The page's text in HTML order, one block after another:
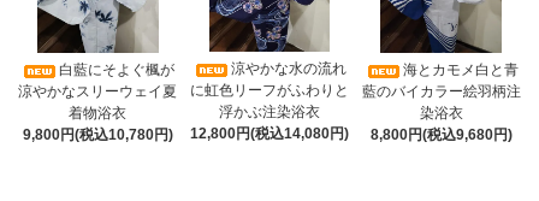
白藍にそよぐ楓が
涼やかなスリーウェイ夏
着物浴衣
9,800円(税込10,780円)
涼やかな水の流れ
に虹色リーフがふわりと
浮かぶ注染浴衣
12,800円(税込14,080円)
海とカモメ白と青
藍のバイカラー絵羽柄注
染浴衣
8,800円(税込9,680円)